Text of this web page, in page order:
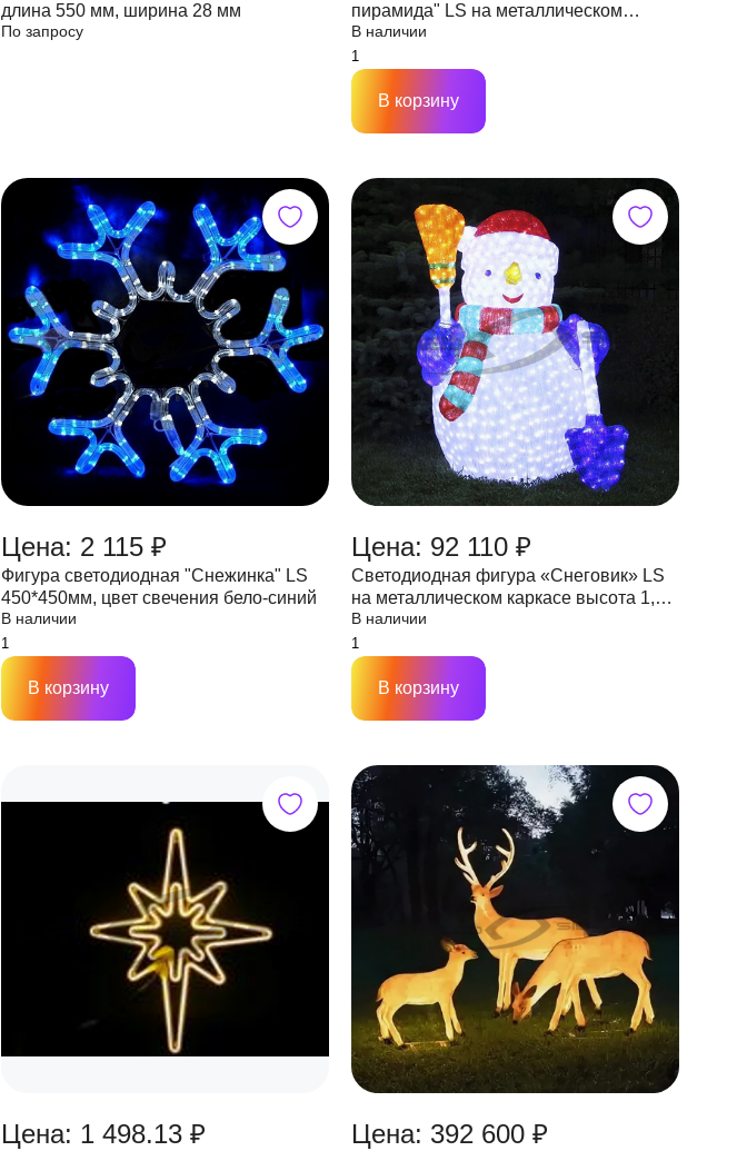
длина 550 мм, ширина 28 мм
По запросу
пирамида" LS на металлическом
каркасе высота 1,5м
В наличии
В корзину
Цена: 2 115 ₽
Фигура светодиодная "Снежинка" LS
450*450мм, цвет свечения бело-синий
В наличии
В корзину
Цена: 92 110 ₽
Светодиодная фигура «Снеговик» LS
на металлическом каркасе высота 1,2
м
В наличии
В корзину
Цена: 1 498.13 ₽ Цена: 392 600 ₽